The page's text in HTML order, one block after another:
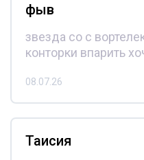
фыв
звезда со с
конторки впарить
08.07.26
Таисия